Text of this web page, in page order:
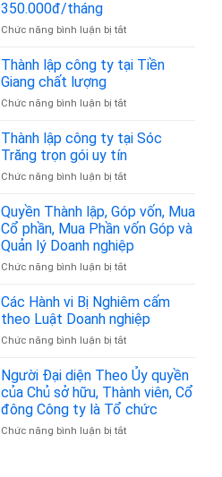
Đất
Hôn
Đình
Đồng
Hành
Cậy
Bình
từ
A
Z
350.000đ/tháng
Chức năng bình luận bị tắtở
Thuê
Địa
Đăng
Kinh
Doanh
Tân
từ
350.000đ/tháng
Thành lập công ty tại Tiền
Giang chất lượng
Chức năng bình luận bị tắtở
lập
công
ty
tại
Giang
chất
Thành lập công ty tại Sóc
Trăng trọn gói uy tín
Chức năng bình luận bị tắtở
lập
công
ty
tại
Sóc
trọn
gói
uy
tín
Quyền Thành lập, Góp vốn, Mua
Cổ phần, Mua Phần vốn Góp và
Quản lý Doanh nghiệp
Chức năng bình luận bị tắtở
Thành
lập,
Góp
vốn,
Cổ
phần,
Mua
Phần
vốn
Các Hành vi Bị Nghiêm cấm
theo Luật Doanh nghiệp
Chức năng bình luận bị tắtở
Hành
Bị
Nghiêm
cấm
Người Đại diện Theo Ủy quyền
của Chủ sở hữu, Thành viên, Cổ
đông Công ty là Tổ chức
Chức năng bình luận bị tắtở